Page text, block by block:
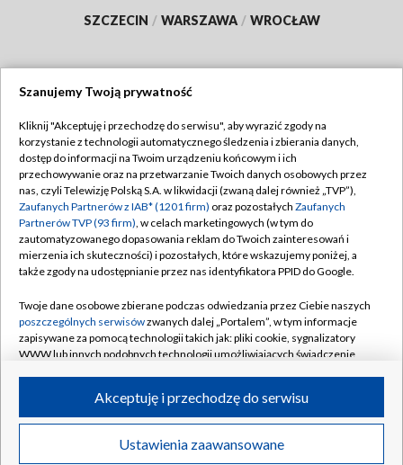
SZCZECIN / WARSZAWA / WROCŁAW
TVP
Abonament TVP
Emisja w TVP
Centrum informacji TVP
Naziemna Telewizja Cyfrowa
Rada Programowa
System NOS
Informacje o nadawcy
Program dla prasy
Regulamin TVP
Polityka prywatności
Moje zgody
Pomoc
Kontakt
Kanały
©2026 Telewizja Polska S.A. w likwidacji
Szanujemy Twoją prywatność
Kliknij "Akceptuję i przechodzę do serwisu", aby wyrazić zgody na
korzystanie z technologii automatycznego śledzenia i zbierania danych,
dostęp do informacji na Twoim urządzeniu końcowym i ich
przechowywanie oraz na przetwarzanie Twoich danych osobowych przez
nas, czyli Telewizję Polską S.A. w likwidacji (zwaną dalej również „TVP”),
Zaufanych Partnerów z IAB* (1201 firm) oraz pozostałych Zaufanych
Partnerów TVP (93 firm), w celach marketingowych (w tym do
zautomatyzowanego dopasowania reklam do Twoich zainteresowań i
mierzenia ich skuteczności) i pozostałych, które wskazujemy poniżej, a
także zgody na udostępnianie przez nas identyfikatora PPID do Google.
Twoje dane osobowe zbierane podczas odwiedzania przez Ciebie naszych
poszczególnych serwisówzwanych dalej „Portalem”, w tym informacje
zapisywane za pomocą technologii takich jak: pliki cookie, sygnalizatory
WWW lub innych podobnych technologii umożliwiających świadczenie
ruchu w Internecie.
Twoje dane osobowe zbierane podczas odwiedzania przez Ciebie
poszczególnych serwisówna Portalu, takie jak adresy IP, identyfikatory
Ustawienia zaawansowane
Akceptuję i przechodzę do serwisu